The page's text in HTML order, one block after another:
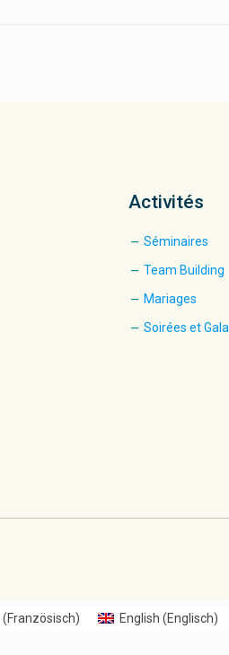
Activités
Séminaires
Team Building
Mariages
Soirées et Gala
(Französisch) English (Englisch)